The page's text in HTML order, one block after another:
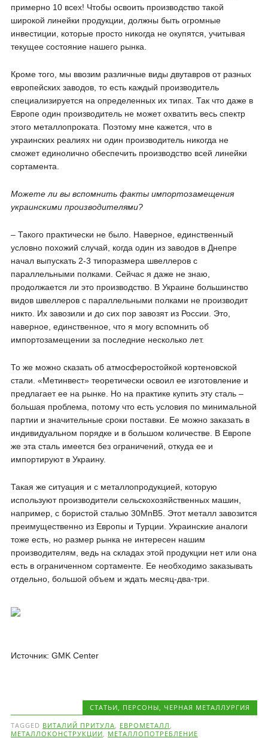
примерно 10 всех! Чтобы освоить производство такой
широкой линейки продукции, должны быть огромные
инвестиции, которые просто никогда не окупятся, учитывая
текущее состояние нашего рынка.
Кроме того, мы ввозим различные виды двутавров от разных
европейских заводов, то есть каждый производитель
специализируется на определенных их типах. Так что даже в
Европе один производитель не может охватить весь спектр
этого металлопроката. Поэтому мне кажется, что в
украинских реалиях ни один производитель никогда не
сможет единолично обеспечить производство всей линейки
сортамента.
Можете ли вы вспомнить факты импортозамещения
украинскими производителями?
– Такого практически не было. Наверное, единственный
условно похожий случай, когда один из заводов в Днепре
начал выпускать 2-3 типоразмера швеллеров с
параллельными полками. Сейчас я даже не знаю,
продолжается ли это производство. В Украине большинство
видов швеллеров с параллельными полками не производит
никто. Их завозили и до сих пор завозят из России. Это,
наверное, единственное, что я могу вспомнить об
импортозамещении за последние несколько лет.
То же можно сказать об атмосферостойкой кортеновской
стали. «Метинвест» теоретически освоил ее изготовление и
предлагает ее на рынке. Но на практике купить эту сталь –
большая проблема, потому что есть условия по минимальной
партии и значительные сроки поставки. Ее можно заказать в
индивидуальном порядке и в большом количестве. В Европе
же эта сталь имеется без ограничений, откуда ее и
импортируют в Украину.
Такая же ситуация и с металлопродукцией, которую
используют производители сельскохозяйственных машин,
например, с бористой сталью 30MnB5. Этот металл завозится
преимущественно из Европы и Турции. Украинские аналоги
тоже есть, но размер рынка не интересен нашим
производителям, ведь на складах этой продукции нет или она
есть в ограниченном сортаменте. Ее необходимо заказывать
отдельно, большой объем и ждать месяц-два-три.
Источник: GMK Center
CТАТЬИ, ПЕРСОНЫ, ЧЕРНАЯ МЕТАЛЛУРГИЯ
TAGGED ВИТАЛИЙ ПРИТУЛА, ЕВРОМЕТАЛЛ ,
МЕТАЛЛОКОНСТРУКЦИИ, МЕТАЛЛОПОТРЕБЛЕНИЕ